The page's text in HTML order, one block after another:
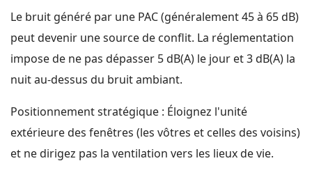
Le bruit généré par une PAC (généralement 45 à 65 dB)
peut devenir une source de conflit. La réglementation
impose de ne pas dépasser 5 dB(A) le jour et 3 dB(A) la
nuit au-dessus du bruit ambiant.
Positionnement stratégique : Éloignez l'unité
extérieure des fenêtres (les vôtres et celles des voisins)
et ne dirigez pas la ventilation vers les lieux de vie.